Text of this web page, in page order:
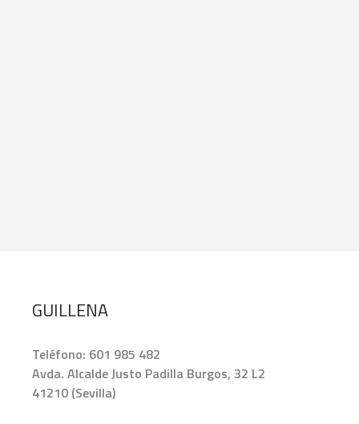
GUILLENA
Teléfono: 601 985 482
Avda. Alcalde Justo Padilla Burgos, 32 L2
41210 (Sevilla)